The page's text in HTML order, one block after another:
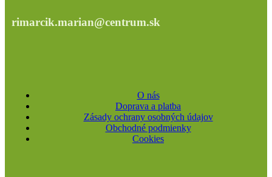
rimarcik.marian@centrum.sk
O nás
Doprava a platba
Zásady ochrany osobných údajov
Obchodné podmienky
Cookies